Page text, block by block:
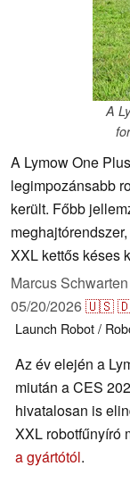
A
A Lymow One
legimpozánsabb
került. Főbb
XXL kettős késes
Marcus
05/20/2026🇺🇸
Launch Robot /
Az év elején a
miután a CES
hivatalosan is
XXL robotfűnyíró
a gyártótól.